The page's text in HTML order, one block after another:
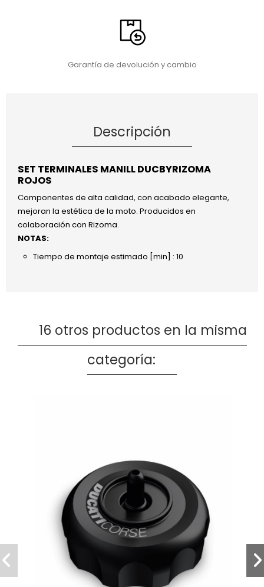
Garantía de devolución y cambio
Descripción
SET TERMINALES MANILL DUCBYRIZOMA
ROJOS
Componentes de alta calidad, con acabado elegante,
mejoran la estética de la moto. Producidos en
colaboración con Rizoma.
NOTAS:
Tiempo de montaje estimado [min] : 10
16 otros productos en la misma
categoría: